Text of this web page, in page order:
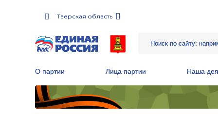
Тверская область
О партии Лица партии Наша
Тверская область
О партии Лица партии Наша